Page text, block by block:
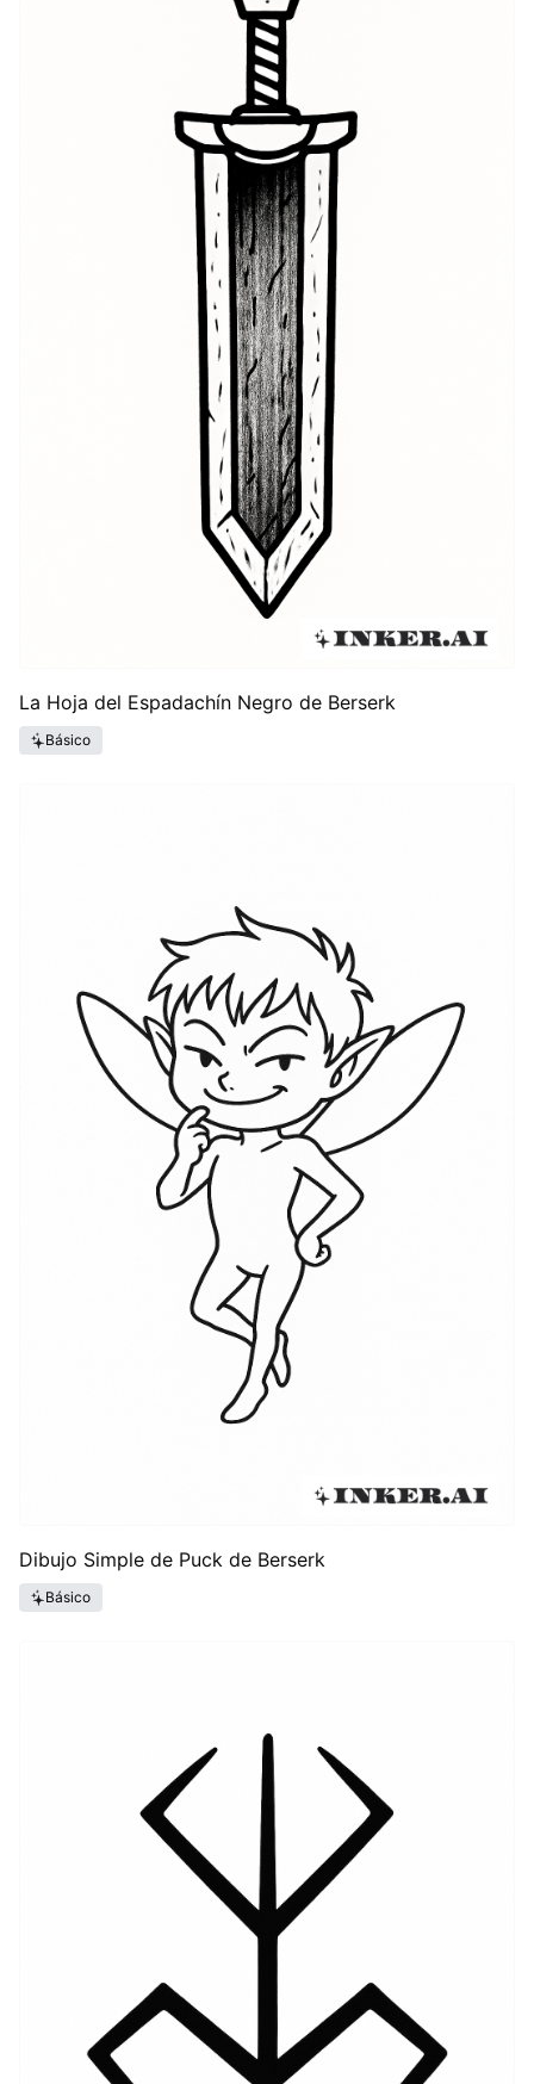
La Hoja del Espadachín Negro de Berserk
Básico
Dibujo Simple de Puck de Berserk
Básico